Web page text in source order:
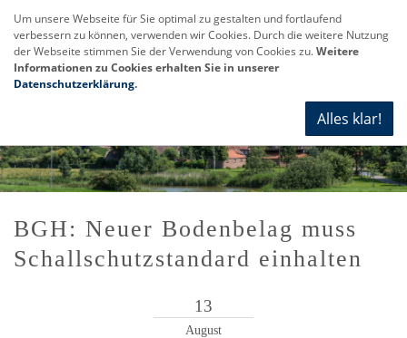
BGH: Neuer Bodenbelag muss
Schallschutzstandard einhalten
13
August
Um unsere Webseite für Sie optimal zu gestalten und fortlaufend
verbessern zu können, verwenden wir Cookies. Durch die weitere Nutzung
der Webseite stimmen Sie der Verwendung von Cookies zu.Weitere
Informationen zu Cookies erhalten Sie in unserer
Datenschutzerklärung.
Alles klar!